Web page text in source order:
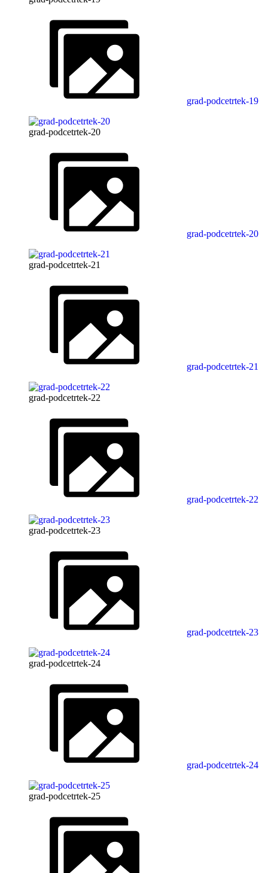
grad-podcetrtek-19
grad-podcetrtek-20
grad-podcetrtek-20
grad-podcetrtek-21
grad-podcetrtek-21
grad-podcetrtek-22
grad-podcetrtek-22
grad-podcetrtek-23
grad-podcetrtek-23
grad-podcetrtek-24
grad-podcetrtek-24
grad-podcetrtek-25